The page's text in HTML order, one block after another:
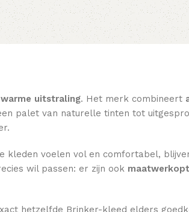
uitstraling. Het merk combineert
palet van naturelle tinten tot
kleden voelen vol en comfortabel,
wil passen: er zijn ook
hetzelfde Brinker-kleed elders